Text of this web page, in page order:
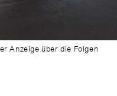
Anzeige über die Folgen